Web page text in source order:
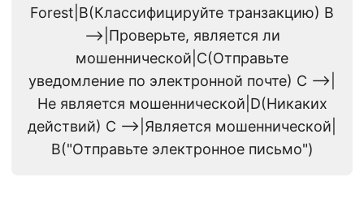
Forest|B(Классифицируйте транзакцию) B
-->|Проверьте, является ли
мошеннической|C(Отправьте
уведомление по электронной почте) C -->|
Не является мошеннической|D(Никаких
действий) C -->|Является мошеннической|
B("Отправьте электронное письмо")